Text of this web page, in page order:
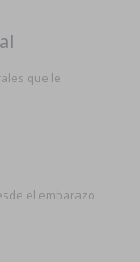
que le
el embarazo